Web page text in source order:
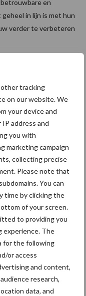
tracking
on our website. We
your device and
address and
you with
marketing campaign
collecting precise
Please note that
You can
time by clicking the
of your screen.
to providing you
experience. The
for the following
or access
and content,
research,
data, and
en
in lijn is met hun
verder te verbeteren
met
plek”
en
vormen